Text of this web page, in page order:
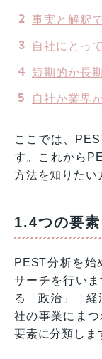
事実と解釈
自社にとっ
短期的か長
自社か業界
ここでは、
す。これから
方法を知りたい
1.4つの要
PEST分析を始
サーチを行い
る「政治」「
社の事業にま
要素に分類しま